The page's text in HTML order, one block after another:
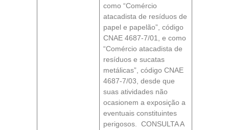
como “Comércio
atacadista de resíduos de
papel e papelão”, código
CNAE 4687-7/01, e como
“Comércio atacadista de
resíduos e sucatas
metálicas”, código CNAE
4687-7/03, desde que
suas atividades não
ocasionem a exposição a
eventuais constituintes
perigosos. CONSULTA A